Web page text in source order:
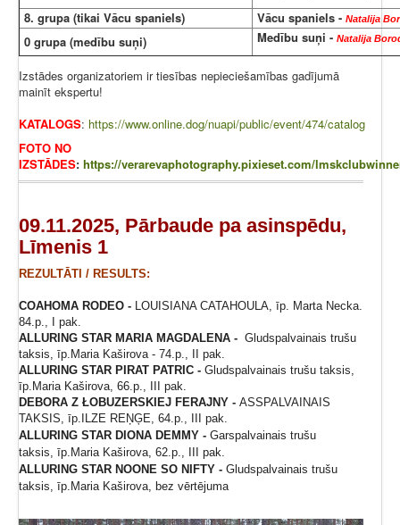
8. grupa (tikai Vācu spaniels) Vācu spaniels - Natalija
0 grupa (medību suņi) Medību suņi - Natalija
Izstādes organizatoriem ir tiesības nepieciešamības gadījumā
mainīt ekspertu!
KATALOGS: https://www.online.dog/nuapi/public/event/474/catalog
FOTO NO
IZSTĀDES: https://verarevaphotography.pixieset.com/
09.11.2025, Pārbaude pa asinspēdu,
Līmenis 1
REZULTĀTI / RESULTS:
COAHOMA RODEO - LOUISIANA CATAHOULA, īp. Marta Necka.
84.p., I pak.
ALLURING STAR MARIA MAGDALENA - Gludspalvainais trušu
taksis, īp.Maria Kaširova - 74.p., II pak.
ALLURING STAR PIRAT PATRIC - Gludspalvainais trušu taksis,
īp.Maria Kaširova, 66.p., III pak.
DEBORA Z ŁOBUZERSKIEJ FERAJNY - ASSPALVAINAIS
TAKSIS, īp.ILZE REŅĢE, 64.p., III pak.
ALLURING STAR DIONA DEMMY - Garspalvainais trušu
taksis, īp.Maria Kaširova, 62.p., III pak.
ALLURING STAR NOONE SO NIFTY - Gludspalvainais trušu
taksis, īp.Maria Kaširova, bez vērtējuma